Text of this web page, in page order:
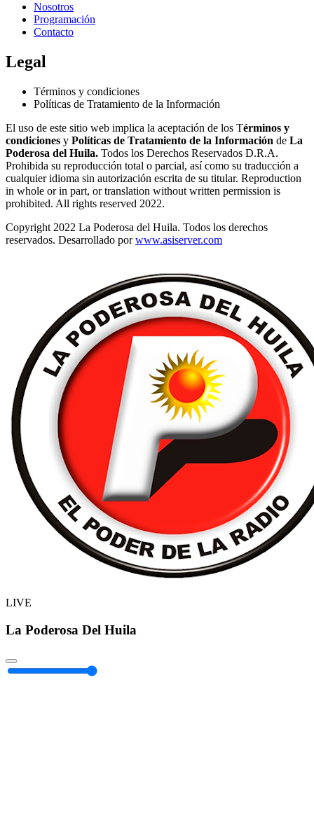
Nosotros
Programación
Contacto
Legal
Términos y condiciones
Políticas de Tratamiento de la Información
El uso de este sitio web implica la aceptación de los Términos y
condiciones y Políticas de Tratamiento de la Información de La
Poderosa del Huila. Todos los Derechos Reservados D.R.A.
Prohibida su reproducción total o parcial, así como su traducción a
cualquier idioma sin autorización escrita de su titular. Reproduction
in whole or in part, or translation without written permission is
prohibited. All rights reserved 2022.
Copyright 2022 La Poderosa del Huila. Todos los derechos
reservados. Desarrollado porwww.asiserver.com
LIVE
La Poderosa Del Huila